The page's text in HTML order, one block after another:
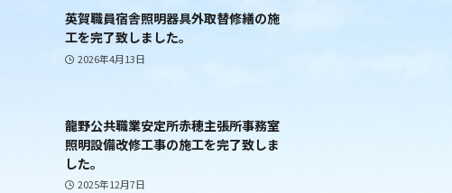
英賀職員宿舎照明器具外取替修繕の施
工を完了致しました。
2026年4月13日
龍野公共職業安定所赤穂主張所事務室
照明設備改修工事の施工を完了致しま
した。
2025年12月7日